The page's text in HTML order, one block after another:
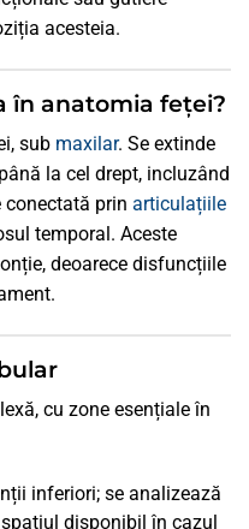
acesteia.
în anatomia feței?
sub maxilar. Se extinde
la cel drept, incluzând
prin articulațiile
temporal. Aceste
deoarece disfuncțiile
cu zone esențiale în
inferiori; se analizează
disponibil în cazul